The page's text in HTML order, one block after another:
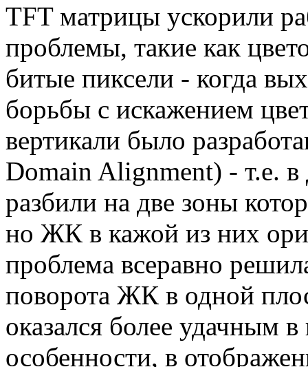
TFT матрицы ускорили
проблемы, такие как
битые пиксели - когда
борьбы с искажением
вертикали было
Domain Alignment) - т.е.
разбили на две зоны
но ЖК в кажой из них
проблема всеравно
поворота ЖК в одной
оказался более удачным
особенности, в